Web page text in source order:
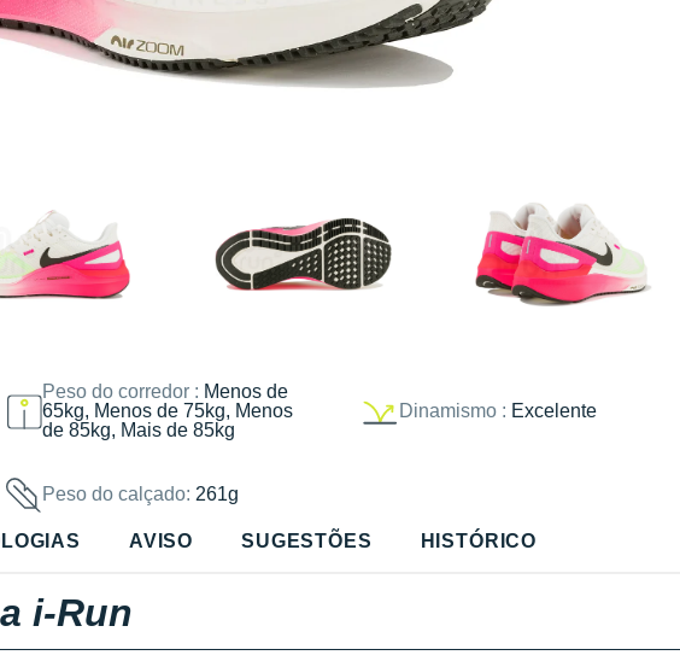
Peso do corredor : Menos de
65kg, Menos de 75kg, Menos
de 85kg, Mais de 85kg
Dinamismo : Excelente
Peso do calçado: 261g
AVISO SUGESTÕES HISTÓRICO
i-Run